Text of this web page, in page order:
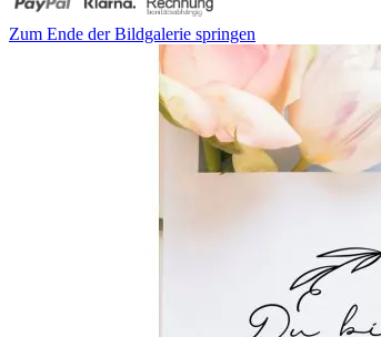
Zum Ende der Bildgalerie springen